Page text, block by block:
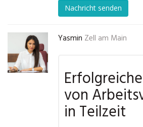
Nachricht senden
Yasmin Zell am Main
von
in Teilzeit